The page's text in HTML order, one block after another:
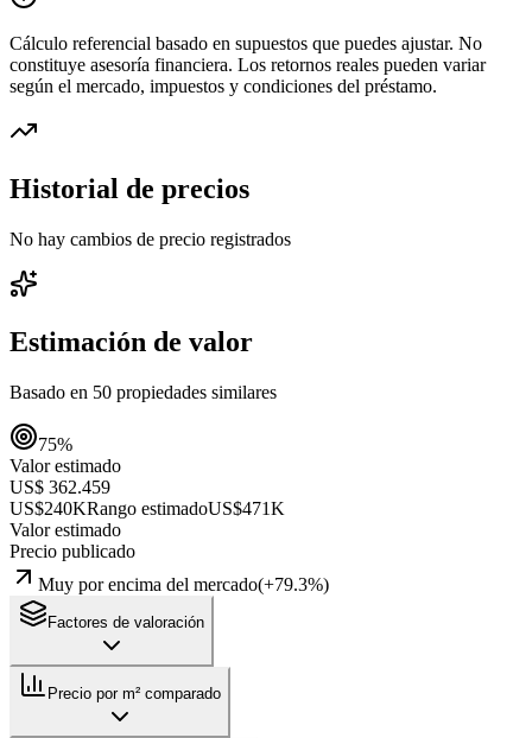
Cálculo referencial basado en supuestos que puedes ajustar. No
constituye asesoría financiera. Los retornos reales pueden variar
según el mercado, impuestos y condiciones del préstamo.
Historial de precios
No hay cambios de precio registrados
Estimación de valor
Basado en 50 propiedades similares
75%
Valor estimado
US$ 362.459
US$240KRango estimadoUS$471K
Valor estimado
Precio publicado
Muy por encima del mercado(+79.3%)
Factores de valoración
Precio por m² comparado